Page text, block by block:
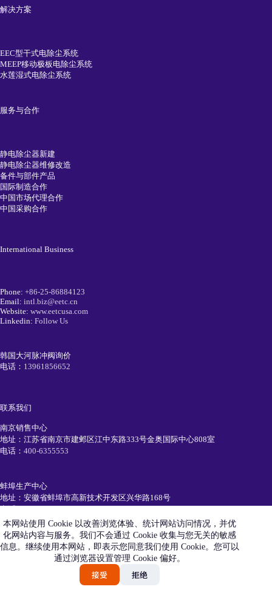
本网站使用 Cookie 以改善浏览体验、统计网站访问情况，并优
化网站内容与服务。我们不会通过 Cookie 收集与您无关的敏感
信息。继续使用本网站，即表示您同意我们使用 Cookie。您可以
通过浏览器设置管理 Cookie 偏好。
接受 拒绝
解决方案
EEC型干式电除尘系统
MEEP移动极板电除尘系统
水莲湿式电除尘系统
服务与合作
静电除尘器新建
静电除尘器维修改造
备件与部件产品
国际制造合作
中国市场代理合作
中国采购合作
International Business
Phone: +86-25-86884123
Email: intl.biz@eetc.cn
Website: www.eetcusa.com
Linkedin: Follow Us
韩国大河脉冲阀询价
电话： 13961856652
联系我们
南京销售中心
地址：江苏省南京市建邺区江中东路333号金奥国际中心808室
电话： 400-6355553
蚌埠生产中心
地址：安徽省蚌埠市高新技术开发区兴华路168号
简历投递
19105520550
recruiting@eetc.cn
艾尼科环保技术（安徽）有限公司版权所有 © 2026 |